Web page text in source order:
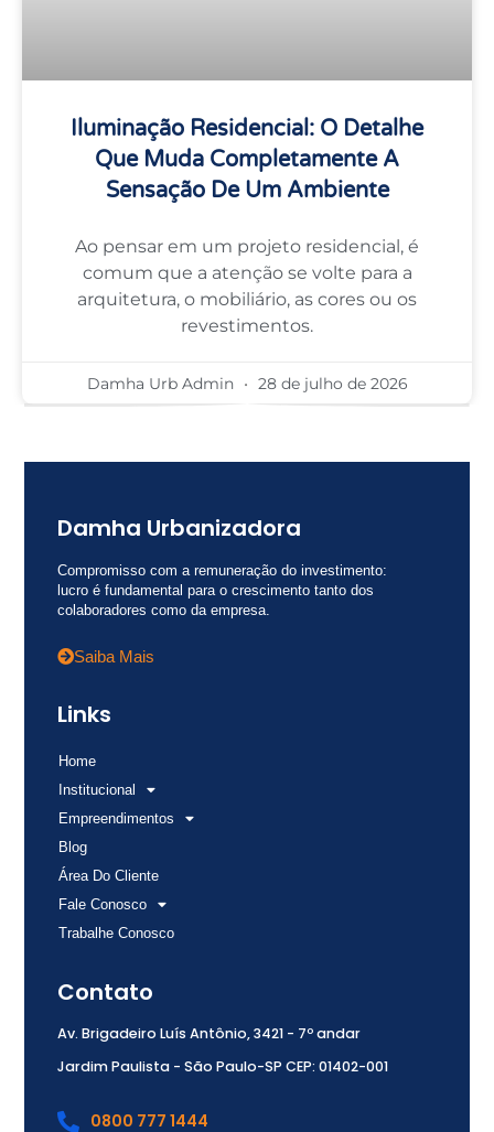
Iluminação Residencial: O Detalhe
Que Muda Completamente A
Sensação De Um Ambiente
Ao pensar em um projeto residencial, é
comum que a atenção se volte para a
arquitetura, o mobiliário, as cores ou os
revestimentos.
Damha Urb Admin 28 de julho de 2026
Damha Urbanizadora
Compromisso com a remuneração do investimento:
lucro é fundamental para o crescimento tanto dos
colaboradores como da empresa.
Saiba Mais
Links
Home
Institucional
Empreendimentos
Blog
Área Do Cliente
Fale Conosco
Trabalhe Conosco
Contato
Av. Brigadeiro Luís Antônio, 3421 - 7º andar
Jardim Paulista - São Paulo-SP CEP: 01402-001
0800 777 1444